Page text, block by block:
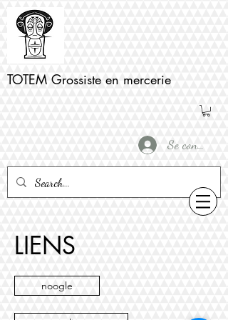
TOTEM Grossiste en mercerie
Se connecter
LIENS
noogle